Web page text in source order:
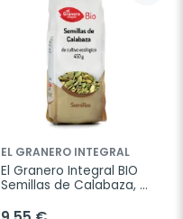
EL GRANERO INTEGRAL
El Granero Integral BIO
Semillas de Calabaza,